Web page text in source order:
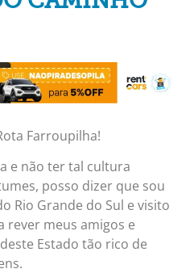
Farroupilha!
e não ter tal cultura
posso dizer que sou
Rio Grande do Sul e visito
rever meus amigos e
Estado tão rico de